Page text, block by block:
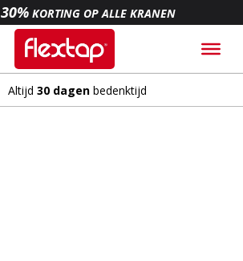
30% KORTING OP ALLE KRANEN
Altijd30 dagen bedenktijd